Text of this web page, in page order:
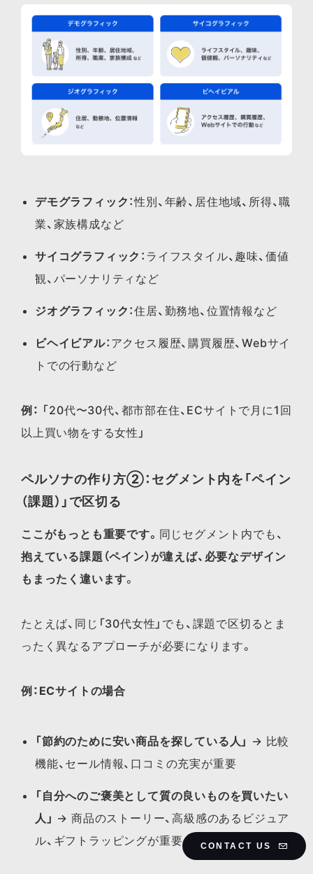
CONTACT US
デモグラフィック ：性別、年齢、居住地域、所得、職
業、家族構成など
サイコグラフィック ：ライフスタイル、趣味、価値
観、パーソナリティなど
ジオグラフィック ：住居、勤務地、位置情報など
ビヘイビアル：アクセス履歴、購買履歴、Webサイ
トでの行動など
例： 「20代〜30代、都市部在住、ECサイトで月に1回
以上買い物をする女性」
ペルソナの作り方②：セグメント内を「ペイン
（課題）」で区切る
ここがもっとも重要です。 同じセグメント内でも、
抱えている課題（ペイン）が違えば、必要なデザイン
もまったく違います。
たとえば、同じ「30代女性」でも、課題で区切るとま
ったく異なるアプローチが必要になります。
例：ECサイトの場合
「節約のために安い商品を探している人」 → 比較
機能、セール情報、口コミの充実が重要
「自分へのご褒美として質の良いものを買いたい
人」 → 商品のストーリー、高級感のあるビジュア
ル、ギフトラッピングが重要